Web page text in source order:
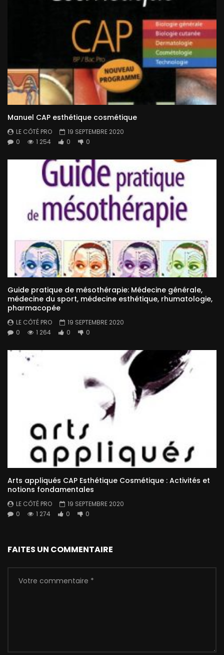
Manuel CAP esthétique cosmétique
LE CÔTÉ PRO
19 SEPTEMBRE 2020
0
1 254 0 0
Guide pratique de mésothérapie: Médecine générale,
médecine du sport, médecine esthétique, rhumatologie,
pharmacopée
LE CÔTÉ PRO
19 SEPTEMBRE 2020
0
1 264 0 0
Arts appliqués CAP Esthétique Cosmétique : Activités et
notions fondamentales
LE CÔTÉ PRO
19 SEPTEMBRE 2020
0
1 274 0 0
FAITES UN COMMENTAIRE